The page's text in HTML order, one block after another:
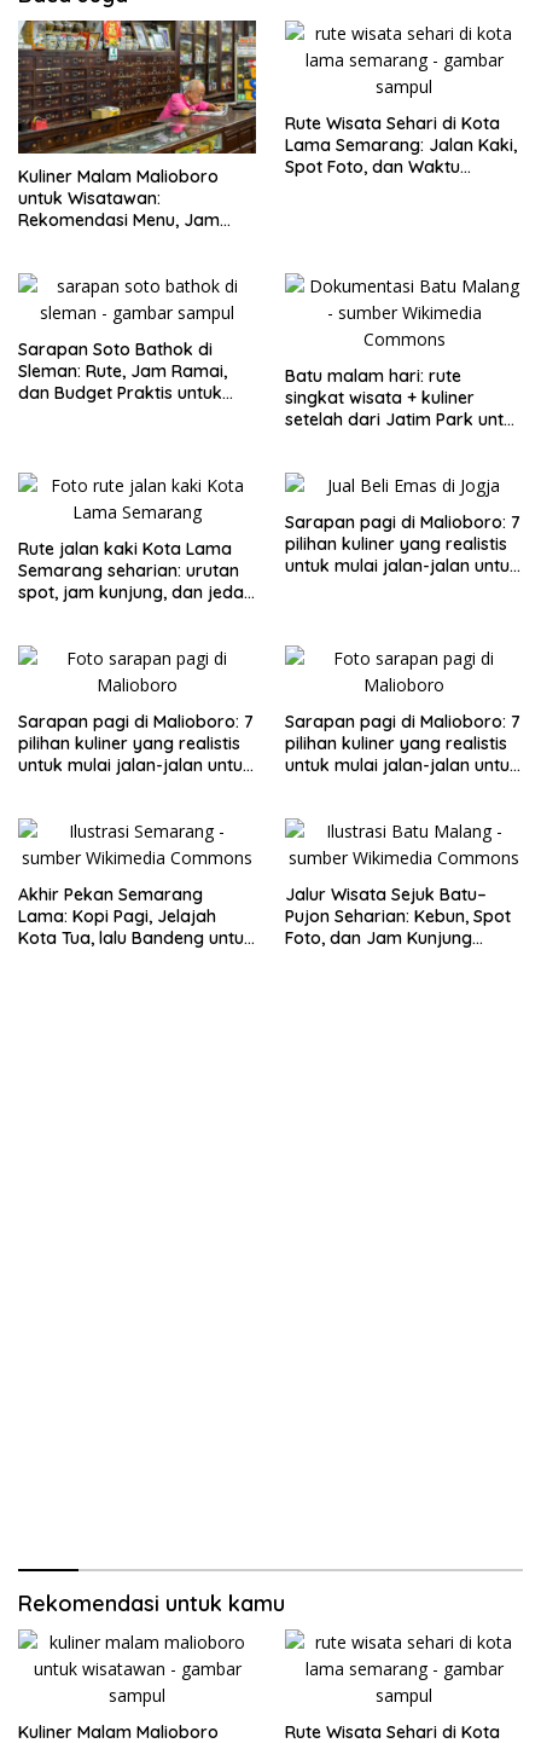
Kuliner Malam Malioboro
untuk Wisatawan:
Rekomendasi Menu, Jam
Rute Wisata Sehari di Kota
Lama Semarang: Jalan Kaki,
Spot Foto, dan Waktu
Sarapan Soto Bathok di
Sleman: Rute, Jam Ramai,
dan Budget Praktis untuk
Batu malam hari: rute
singkat wisata + kuliner
setelah dari Jatim Park untuk
Rute jalan kaki Kota Lama
Semarang seharian: urutan
spot, jam kunjung, dan jeda
Sarapan pagi di Malioboro: 7
pilihan kuliner yang realistis
untuk mulai jalan-jalan untuk
Sarapan pagi di Malioboro: 7
pilihan kuliner yang realistis
untuk mulai jalan-jalan untuk
Sarapan pagi di Malioboro: 7
pilihan kuliner yang realistis
untuk mulai jalan-jalan untuk
Akhir Pekan Semarang
Lama: Kopi Pagi, Jelajah
Kota Tua, lalu Bandeng untuk
Jalur Wisata Sejuk Batu–
Pujon Seharian: Kebun, Spot
Foto, dan Jam Kunjung
Rekomendasi untuk kamu
Kuliner Malam Malioboro
Rute Wisata Sehari di Kota